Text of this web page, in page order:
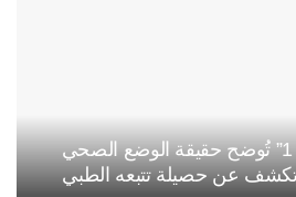
إدارة سجن “العرجات 1” تُوضح حقيقة الوضع الصحي
عن حصيلة تتبعه الطبي